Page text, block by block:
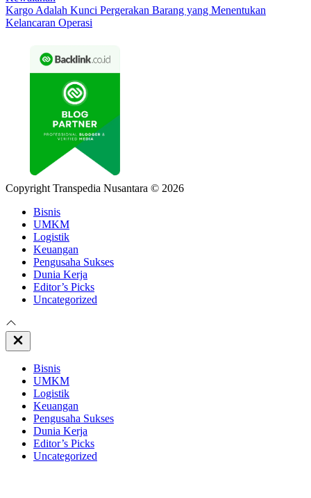
Kargo Adalah Kunci Pergerakan Barang yang Menentukan
Kelancaran Operasi
Copyright Transpedia Nusantara © 2026
Bisnis
UMKM
Logistik
Keuangan
Pengusaha Sukses
Dunia Kerja
Editor’s Picks
Uncategorized
Close
Off
Bisnis
UMKM
Logistik
Keuangan
Pengusaha Sukses
Dunia Kerja
Editor’s Picks
Uncategorized